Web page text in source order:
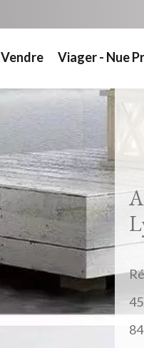
Vendre Viager - Nue